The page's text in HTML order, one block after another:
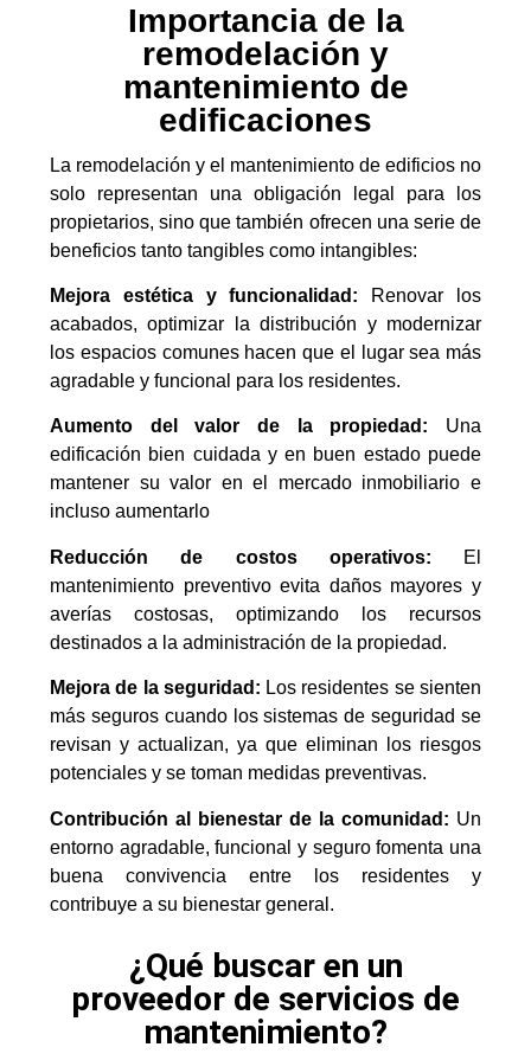
Importancia de la
remodelación y
mantenimiento de
edificaciones
La remodelación y el mantenimiento de edificios no
solo representan una obligación legal para los
propietarios, sino que también ofrecen una serie de
beneficios tanto tangibles como intangibles:
Mejora estética y funcionalidad: Renovar los
acabados, optimizar la distribución y modernizar
los espacios comunes hacen que el lugar sea más
agradable y funcional para los residentes.
Aumento del valor de la propiedad: Una
edificación bien cuidada y en buen estado puede
mantener su valor en el mercado inmobiliario e
incluso aumentarlo
Reducción de costos operativos: El
mantenimiento preventivo evita daños mayores y
averías costosas, optimizando los recursos
destinados a la administración de la propiedad.
Mejora de la seguridad: Los residentes se sienten
más seguros cuando los sistemas de seguridad se
revisan y actualizan, ya que eliminan los riesgos
potenciales y se toman medidas preventivas.
Contribución al bienestar de la comunidad: Un
entorno agradable, funcional y seguro fomenta una
buena convivencia entre los residentes y
contribuye a su bienestar general.
¿Qué buscar en un
proveedor de servicios de
mantenimiento?